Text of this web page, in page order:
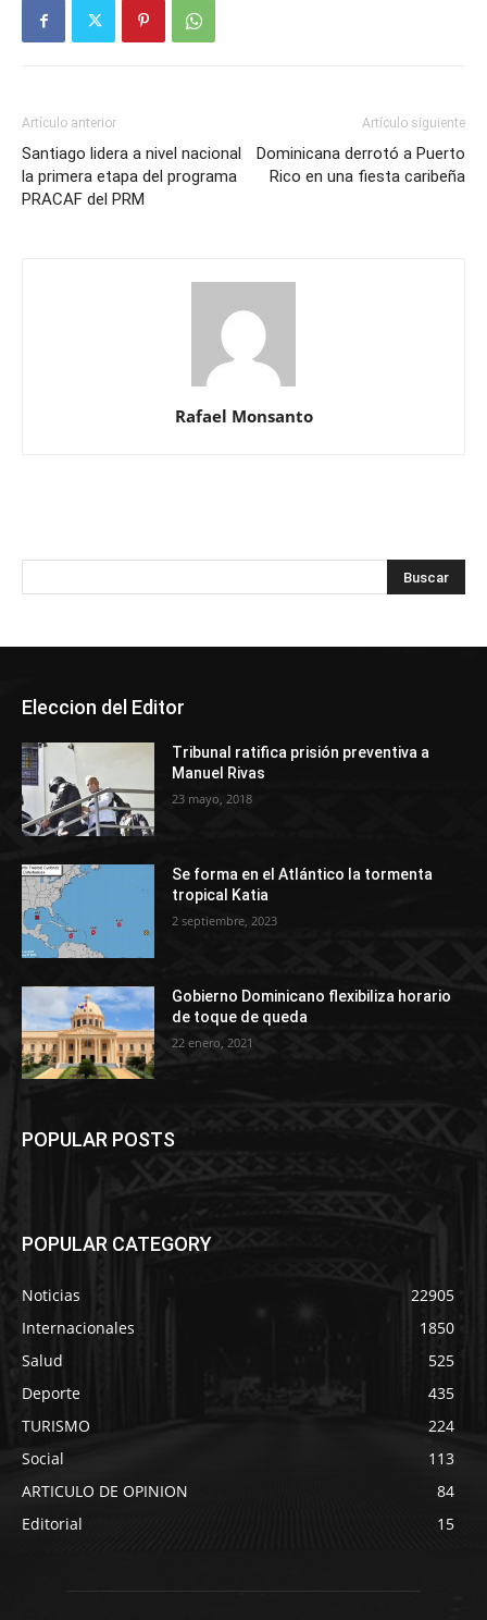
Artículo anterior
Santiago lidera a nivel nacional
la primera etapa del programa
PRACAF del PRM
Artículo siguiente
Dominicana derrotó a Puerto
Rico en una fiesta caribeña
Rafael Monsanto
Eleccion del Editor
Tribunal ratifica prisión preventiva a
Manuel Rivas
23 mayo, 2018
Se forma en el Atlántico la tormenta
tropical Katia
2 septiembre, 2023
Gobierno Dominicano flexibiliza horario
de toque de queda
22 enero, 2021
POPULAR POSTS
POPULAR CATEGORY
Noticias
22905
Internacionales
1850
Salud
525
Deporte
435
TURISMO
224
Social
113
ARTICULO DE OPINION
84
Editorial
15